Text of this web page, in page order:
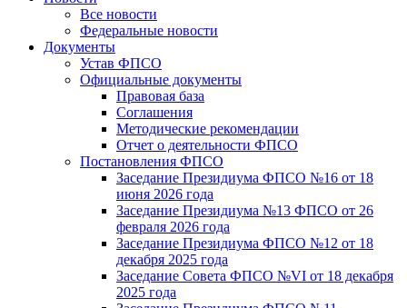
Все новости
Федеральные новости
Документы
Устав ФПСО
Официальные документы
Правовая база
Соглашения
Методические рекомендации
Отчет о деятельности ФПСО
Постановления ФПСО
Заседание Президиума ФПСО №16 от 18
июня 2026 года
Заседание Президиума №13 ФПСО от 26
февраля 2026 года
Заседание Президиума ФПСО №12 от 18
декабря 2025 года
Заседание Совета ФПСО №VI от 18 декабря
2025 года